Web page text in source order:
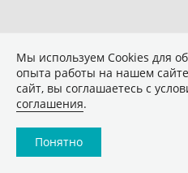
Мы используем Сookies для
опыта работы на нашем
сайт, вы соглашаетесь с
соглашения.
Понятно